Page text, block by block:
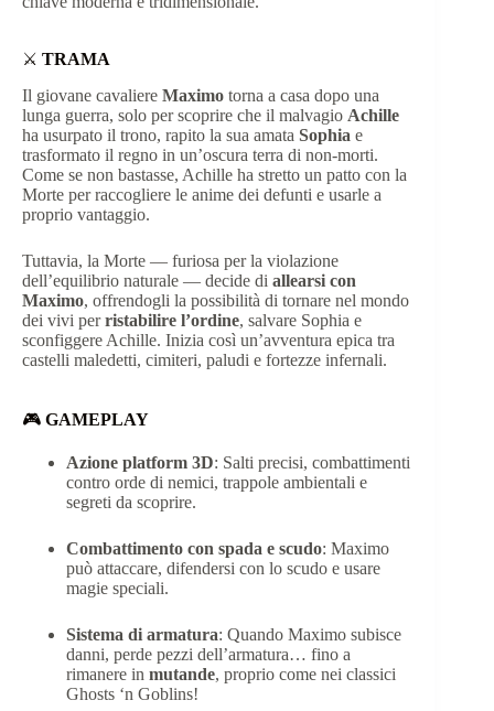
⚔️ TRAMA
Il giovane cavaliere Maximo torna a casa dopo una
lunga guerra, solo per scoprire che il malvagio Achille
ha usurpato il trono, rapito la sua amata Sophia e
trasformato il regno in un’oscura terra di non-morti.
Come se non bastasse, Achille ha stretto un patto con la
Morte per raccogliere le anime dei defunti e usarle a
proprio vantaggio.
Tuttavia, la Morte — furiosa per la violazione
dell’equilibrio naturale — decide di allearsi con
Maximo, offrendogli la possibilità di tornare nel mondo
dei vivi perristabilire l’ordine, salvare Sophia e
sconfiggere Achille. Inizia così un’avventura epica tra
castelli maledetti, cimiteri, paludi e fortezze infernali.
🎮 GAMEPLAY
Azione platform 3D: Salti precisi, combattimenti
contro orde di nemici, trappole ambientali e
segreti da scoprire.
Combattimento con spada e scudo: Maximo
può attaccare, difendersi con lo scudo e usare
magie speciali.
Sistema di armatura: Quando Maximo subisce
danni, perde pezzi dell’armatura… fino a
rimanere in mutande, proprio come nei classici
Ghosts ‘n Goblins!